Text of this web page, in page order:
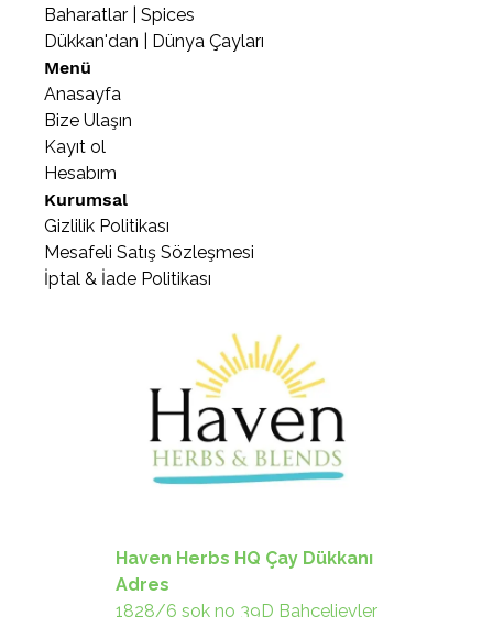
Baharatlar | Spices
Dükkan'dan | Dünya Çayları
Menü
Anasayfa
Bize Ulaşın
Kayıt ol
Hesabım
Kurumsal
Gizlilik Politikası
Mesafeli Satış Sözleşmesi
İptal & İade Politikası
Haven Herbs HQ Çay Dükkanı
Adres
1828/6 sok no 39D Bahçelievler